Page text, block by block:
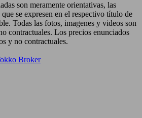
son meramente orientativas, las
que se expresen en el respectivo título de
Todas las fotos, imagenes y videos son
contractuales. Los precios enunciados
y no contractuales.
Broker